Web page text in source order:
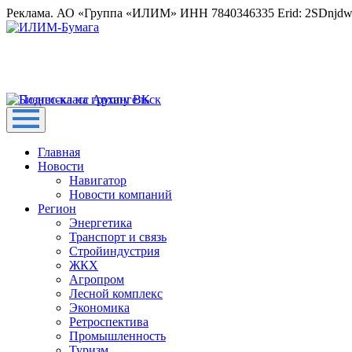
Реклама. АО «Группа «ИЛИМ» ИНН 7840346335 Erid:
Главная
Новости
Навигатор
Новости компаний
Регион
Энергетика
Транспорт и связь
Стройиндустрия
ЖКХ
Агропром
Лесной комплекс
Экономика
Ретроспектива
Промышленность